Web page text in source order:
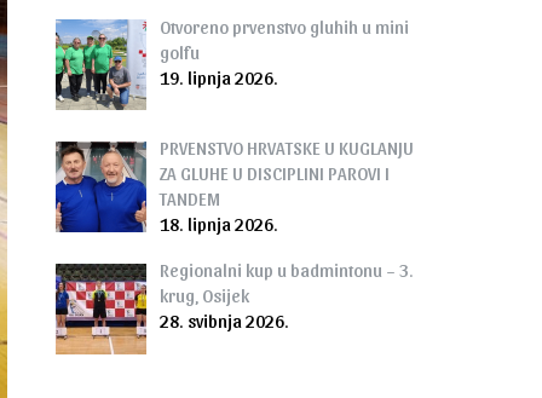
Otvoreno prvenstvo gluhih u mini
golfu
19. lipnja 2026.
PRVENSTVO HRVATSKE U KUGLANJU
ZA GLUHE U DISCIPLINI PAROVI I
TANDEM
18. lipnja 2026.
Regionalni kup u badmintonu – 3.
krug, Osijek
28. svibnja 2026.